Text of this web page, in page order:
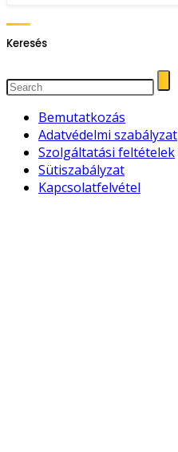
Keresés
Bemutatkozás
Adatvédelmi szabályzat
Szolgáltatási feltételek
Sütiszabályzat
Kapcsolatfelvétel